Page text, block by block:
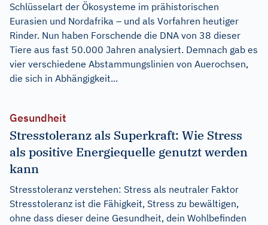
Schlüsselart der Ökosysteme im prähistorischen
Eurasien und Nordafrika – und als Vorfahren heutiger
Rinder. Nun haben Forschende die DNA von 38 dieser
Tiere aus fast 50.000 Jahren analysiert. Demnach gab es
vier verschiedene Abstammungslinien von Auerochsen,
die sich in Abhängigkeit...
Gesundheit
Stresstoleranz als Superkraft: Wie Stress
als positive Energiequelle genutzt werden
kann
Stresstoleranz verstehen: Stress als neutraler Faktor
Stresstoleranz ist die Fähigkeit, Stress zu bewältigen,
ohne dass dieser deine Gesundheit, dein Wohlbefinden